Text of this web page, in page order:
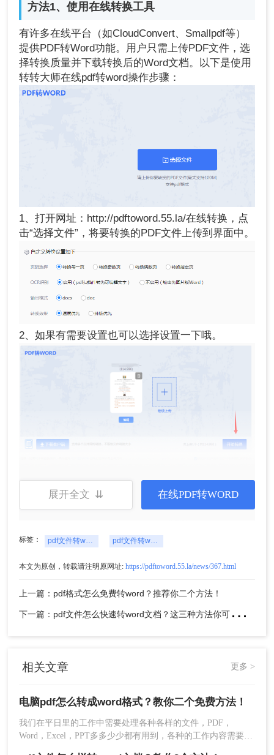
方法1、使用在线转换工具
有许多在线平台（如CloudConvert、Smallpdf等）
提供PDF转Word功能。用户只需上传PDF文件，选
择转换质量并下载转换后的Word文档。以下是使用
转转大师在线pdf转word操作步骤：
1、打开网址：http://pdftoword.55.la/在线转换，点
击“选择文件”，将要转换的PDF文件上传到界面中。
2、如果有需要设置也可以选择设置一下哦。
3、点击开始转换即可。
4、转换成功点击下载即可。
如Adobe Acrobat、转转大师PDF转换器等软件，可
大师PDF转换器操作步骤：
展开全文 ⇊ 在线PDF转WORD
标签： pdf文件转word文档 pdf文件转word文件
本文为原创，转载请注明原网址: https://pdftoword.55.la/news/367.html
上一篇：pdf格式怎么免费转word？推荐你二个方法！
下
一篇：pdf文件怎么快速转word文档？这三种方法你可以试试！
相关文章 更多 >
电脑pdf怎么转成word格式？教你二个免费方法！
我们在平日里的工作中需要处理各种各样的文件，PDF，
Word，Excel，PPT多多少少都有用到，各种的工作内容需要用